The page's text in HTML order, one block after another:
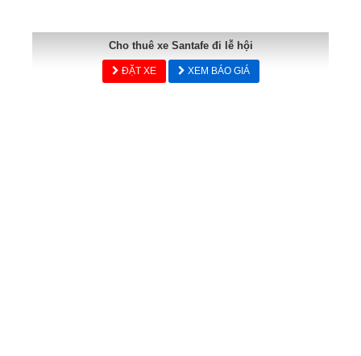
Cho thuê xe Santafe đi lễ hội
ĐẶT XE XEM BÁO GIÁ